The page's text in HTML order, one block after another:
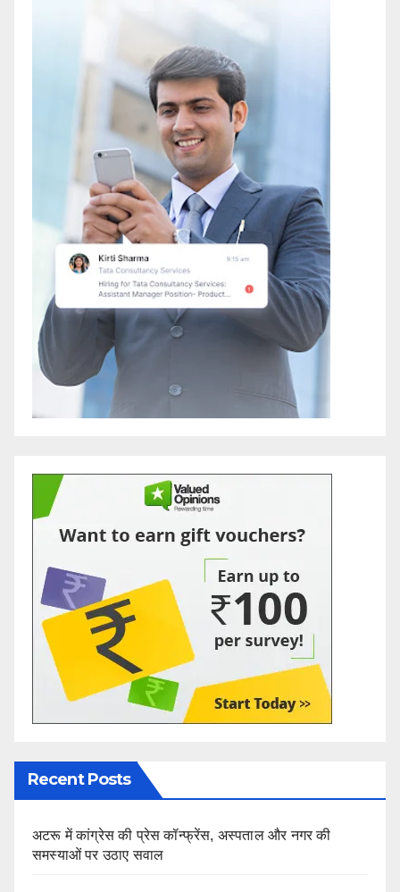
Recent Posts
अटरू में कांग्रेस की प्रेस कॉन्फ्रेंस, अस्पताल और नगर की
समस्याओं पर उठाए सवाल